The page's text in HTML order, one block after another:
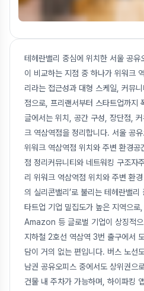
테헤란밸리 중심에 위치한 서울 공
이 비교하는 지점 중 하나가 위워크
리라는 접근성과 대형 스케일, 커뮤
점으로, 프리랜서부터 스타트업까지
글에서는 위치, 공간 구성, 장단점,
크 역삼역점을 정리합니다. 서울 공
위워크 역삼역점 위치와 주변 환경
점 정리커뮤니티와 네트워킹 구조자
리 위워크 역삼역점 위치와 주변 환
의 실리콘밸리’로 불리는 테헤란밸
타트업 기업 밀집도가 높은 지역으
Amazon 등 글로벌 기업이 상징적
지하철 2호선 역삼역 3번 출구에서
담이 거의 없는 편입니다. 버스 노선
남권 공유오피스 중에서도 상위권으
건물 내 주차가 가능하며, 하이파킹